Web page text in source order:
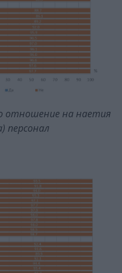
отношение на наетия
персонал